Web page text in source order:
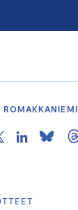
ROMAKKANIEMI